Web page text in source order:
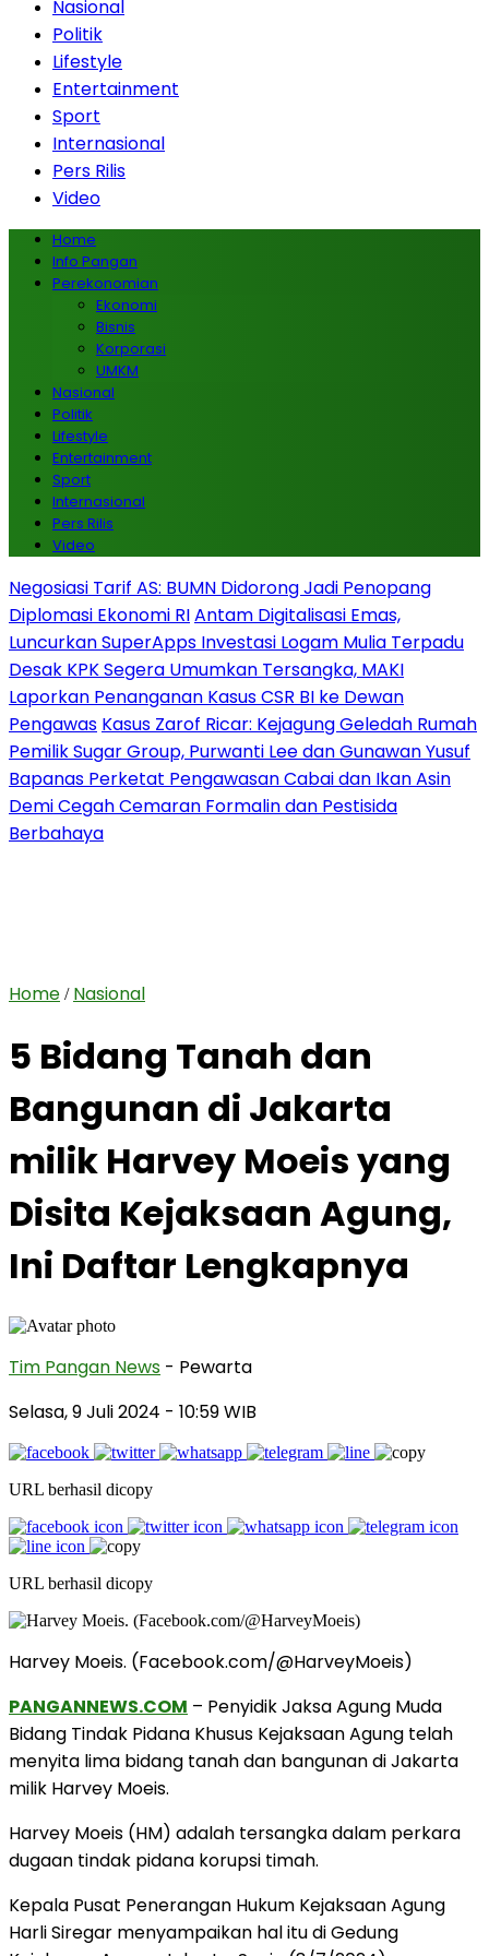
Nasional
Politik
Lifestyle
Entertainment
Sport
Internasional
Pers Rilis
Video
Home
Info Pangan
Perekonomian
Ekonomi
Bisnis
Korporasi
UMKM
Nasional
Politik
Lifestyle
Entertainment
Sport
Internasional
Pers Rilis
Video
Negosiasi Tarif AS: BUMN Didorong Jadi Penopang
Diplomasi Ekonomi RIAntam Digitalisasi Emas,
Luncurkan SuperApps Investasi Logam Mulia Terpadu
Desak KPK Segera Umumkan Tersangka, MAKI
Laporkan Penanganan Kasus CSR BI ke Dewan
Pengawas Kasus Zarof Ricar: Kejagung Geledah Rumah
Pemilik Sugar Group, Purwanti Lee dan Gunawan Yusuf
Bapanas Perketat Pengawasan Cabai dan Ikan Asin
Demi Cegah Cemaran Formalin dan Pestisida
Berbahaya
Home / Nasional
5 Bidang Tanah dan
Bangunan di Jakarta
milik Harvey Moeis yang
Disita Kejaksaan Agung,
Ini Daftar Lengkapnya
Tim Pangan News - Pewarta
Selasa, 9 Juli 2024 - 10:59 WIB
URL berhasil dicopy
URL berhasil dicopy
Harvey Moeis. (Facebook.com/@HarveyMoeis)
PANGANNEWS.COM – Penyidik Jaksa Agung Muda
Bidang Tindak Pidana Khusus Kejaksaan Agung telah
menyita lima bidang tanah dan bangunan di Jakarta
milik Harvey Moeis.
Harvey Moeis (HM) adalah tersangka dalam perkara
dugaan tindak pidana korupsi timah.
Kepala Pusat Penerangan Hukum Kejaksaan Agung
Harli Siregar menyampaikan hal itu di Gedung